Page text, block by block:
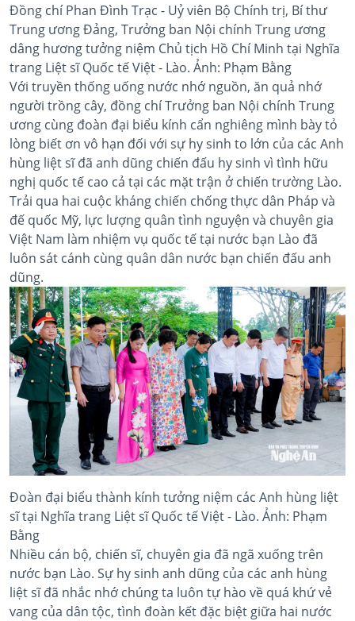
Đồng chí Phan Đình Trạc - Uỷ viên Bộ Chính trị, Bí thư
Trung ương Đảng, Trưởng ban Nội chính Trung ương
dâng hương tưởng niệm Chủ tịch Hồ Chí Minh tại Nghĩa
trang Liệt sĩ Quốc tế Việt - Lào. Ảnh: Phạm Bằng
Với truyền thống uống nước nhớ nguồn, ăn quả nhớ
người trồng cây, đồng chí Trưởng ban Nội chính Trung
ương cùng đoàn đại biểu kính cẩn nghiêng mình bày tỏ
lòng biết ơn vô hạn đối với sự hy sinh to lớn của các Anh
hùng liệt sĩ đã anh dũng chiến đấu hy sinh vì tình hữu
nghị quốc tế cao cả tại các mặt trận ở chiến trường Lào.
Trải qua hai cuộc kháng chiến chống thực dân Pháp và
đế quốc Mỹ, lực lượng quân tình nguyện và chuyên gia
Việt Nam làm nhiệm vụ quốc tế tại nước bạn Lào đã
luôn sát cánh cùng quân dân nước bạn chiến đấu anh
dũng.
Đoàn đại biểu thành kính tưởng niệm các Anh hùng liệt
sĩ tại Nghĩa trang Liệt sĩ Quốc tế Việt - Lào. Ảnh: Phạm
Bằng
Nhiều cán bộ, chiến sĩ, chuyên gia đã ngã xuống trên
nước bạn Lào. Sự hy sinh anh dũng của các anh hùng
liệt sĩ đã nhắc nhớ chúng ta luôn tự hào về quá khứ vẻ
vang của dân tộc, tình đoàn kết đặc biệt giữa hai nước